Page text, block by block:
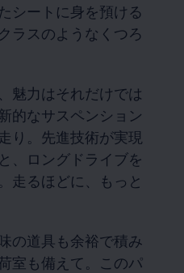
シートに身を預ける
ラスのようなくつろ
魅力はそれだけでは
的なサスペンション
り。先進技術が実現
、ロングドライブを
走るほどに、もっと
の道具も余裕で積み
室も備えて。このパ